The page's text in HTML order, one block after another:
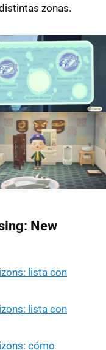
zonas.
New
lista con
lista con
cómo